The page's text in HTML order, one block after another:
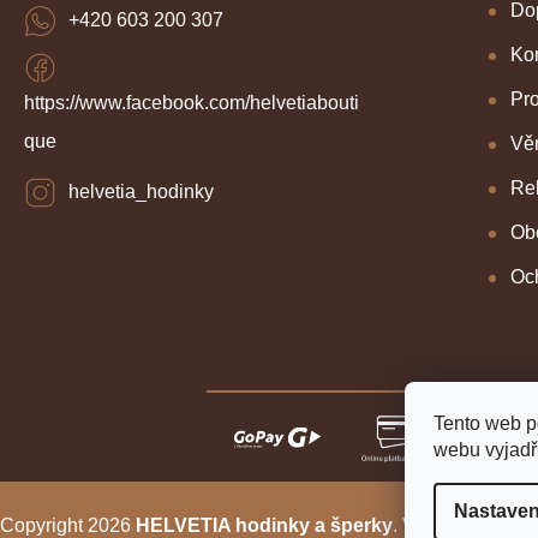
Tento web
webu
https://www.facebook.com/helvetiabouti
que
helvetia_hodinky
+420 603 200 307
Copyright 2026 HELVETIA hodinky a šperky. Všechna práva